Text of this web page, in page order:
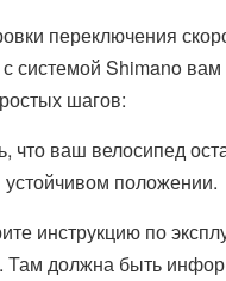
переключения
системой Shimano вам
шагов:
что ваш велосипед
устойчивом положении.
инструкцию по
Там должна быть